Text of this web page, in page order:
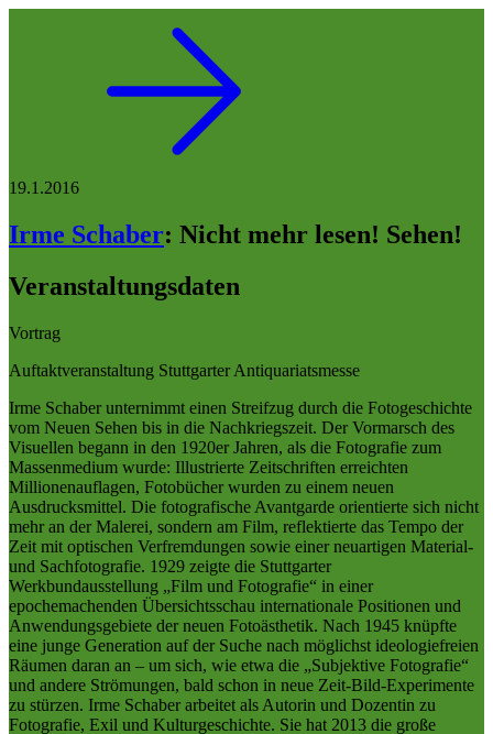
19.1.2016
Irme Schaber: Nicht mehr lesen! Sehen!
Veranstaltungsdaten
Vortrag
Auftaktveranstaltung Stuttgarter Antiquariatsmesse
Irme Schaber unternimmt einen Streifzug durch die Fotogeschichte
vom Neuen Sehen bis in die Nachkriegszeit. Der Vormarsch des
Visuellen begann in den 1920er Jahren, als die Fotografie zum
Massenmedium wurde: Illustrierte Zeitschriften erreichten
Millionenauflagen, Fotobücher wurden zu einem neuen
Ausdrucksmittel. Die fotografische Avantgarde orientierte sich nicht
mehr an der Malerei, sondern am Film, reflektierte das Tempo der
Zeit mit optischen Verfremdungen sowie einer neuartigen Material-
und Sachfotografie. 1929 zeigte die Stuttgarter
Werkbundausstellung „Film und Fotografie“ in einer
epochemachenden Übersichtsschau internationale Positionen und
Anwendungsgebiete der neuen Fotoästhetik. Nach 1945 knüpfte
eine junge Generation auf der Suche nach möglichst ideologiefreien
Räumen daran an – um sich, wie etwa die „Subjektive Fotografie“
und andere Strömungen, bald schon in neue Zeit-Bild-Experimente
zu stürzen. Irme Schaber arbeitet als Autorin und Dozentin zu
Fotografie, Exil und Kulturgeschichte. Sie hat 2013 die große